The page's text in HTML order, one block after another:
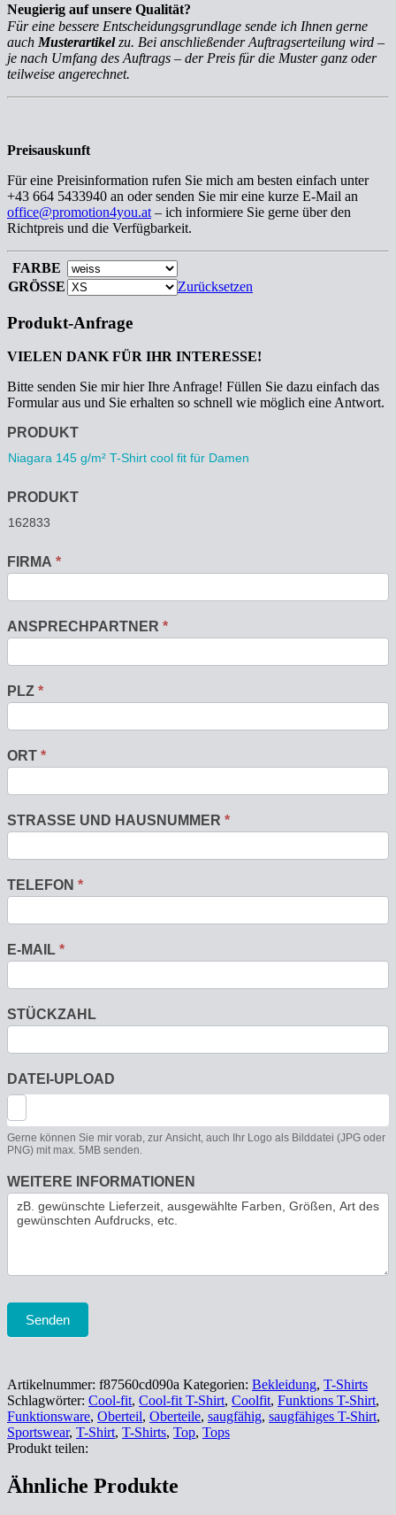
Neugierig auf unsere Qualität?
Für eine bessere Entscheidungsgrundlage sende ich Ihnen gerne
auch Musterartikelzu. Bei anschließender Auftragserteilung wird –
je nach Umfang des Auftrags – der Preis für die Muster ganz oder
teilweise angerechnet.
Preisauskunft
Für eine Preisinformation rufen Sie mich am besten einfach unter
+43 664 5433940 an oder senden Sie mir eine kurze E-Mail an
office@promotion4you.at – ich informiere Sie gerne über den
Richtpreis und die Verfügbarkeit.
FARBE
GRÖSSE
Zurücksetzen
Produkt-Anfrage
VIELEN DANK FÜR IHR INTERESSE!
Bitte senden Sie mir hier Ihre Anfrage! Füllen Sie dazu einfach das
Formular aus und Sie erhalten so schnell wie möglich eine Antwort.
Anfrage
PRODUKT
PRODUKT
FIRMA *
ANSPRECHPARTNER *
PLZ *
ORT *
STRASSE UND HAUSNUMMER *
TELEFON *
E-MAIL *
STÜCKZAHL
DATEI-UPLOAD
Gerne können Sie mir vorab, zur Ansicht, auch Ihr Logo als Bilddatei (JPG oder
PNG) mit max. 5MB senden.
WEITERE INFORMATIONEN
Senden
Artikelnummer: f87560cd090a Kategorien: Bekleidung, T-Shirts
Schlagwörter: Cool-fit, Cool-fit T-Shirt, Coolfit, Funktions T-Shirt,
Funktionsware, Oberteil, Oberteile, saugfähig, saugfähiges T-Shirt,
Sportswear, T-Shirt, T-Shirts, Top, Tops
Produkt teilen:
Ähnliche Produkte